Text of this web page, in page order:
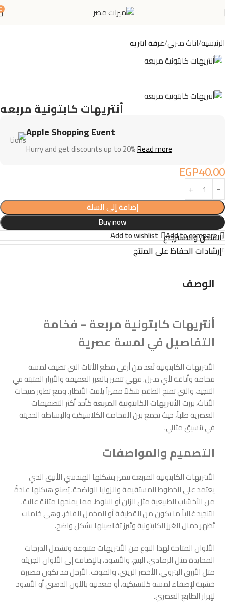
الرئيسية اثاث منزلي غرفة انتريه
أنتريهات كابتونية مربعه
Apple Shopping Event
Hurry and get discounts up to 20%Read more
EGP40.00
إضافة إلى السلة
Buy now
Add to compare
Add to wishlist الشحن والاسترجاع
إرشادات الحفاظ على المنتج
الوصف
أنتريهات كابتونية مربعة – فخامة
التفاصيل في لمسة عصرية
الأنتريهات الكابتونية تُعد من أرقى قطع الأثاث التي تضيف لمسة
فخامة وأناقة لأي منزل. فهي تتميز بالغرز العميقة والأزرار المثبتة في
التنجيد، والتي تمنح الطقم شكلاً مميزاً يلفت الأنظار. ومع تطور صيحات
الأثاث، برزت الأنتريهات الكابتونية المربعةكأحد أكثر التصميمات
العصرية طلباً، حيث تجمع بين الفخامة الكلاسيكية والبساطة الحديثة
في تنسيق مثالي.
التصميم والمواصفات
الأنتريهات الكابتونية المربعة تتميز بشكلها الهندسي الأنيق الذي
يعتمد على الخطوط المستقيمة والزوايا الواضحة. يُصنع هيكلها عادةً
من الأخشاب الطبيعية مثل الزان أو البلوط، مما يمنحها متانة عالية.
التنجيد غالباً ما يكون من القطيفة أو المخمل الفاخر، وهي خامات
تُظهر جمال الغرز الكابتونية وتُبرز تفاصيلها بشكل واضح.
الألوان المتاحة لهذا النوع من الأنتريهات متنوعة وتشمل الدرجات
المحايدة مثل الرمادي، البيج، والأسود، بالإضافة إلى الألوان الجريئة
مثل الأزرق البترولي، الأخضر الزيتي، والموف. الأرجل قد تكون قصيرة
خشبية لإضفاء لمسة كلاسيكية، أو معدنية باللون الذهبي أو الأسود
لإبراز الطابع العصري.